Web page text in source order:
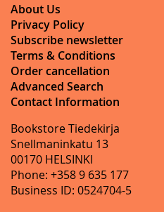
About Us
Privacy Policy
Subscribe newsletter
Terms & Conditions
Order cancellation
Advanced Search
Contact Information
Bookstore Tiedekirja
Snellmaninkatu 13
00170 HELSINKI
Phone: +358 9 635 177
Business ID: 0524704-5